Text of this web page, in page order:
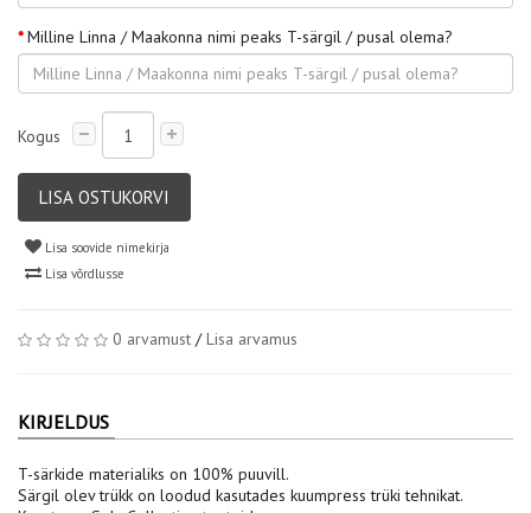
Milline Linna / Maakonna nimi peaks T-särgil / pusal olema?
Kogus
LISA OSTUKORVI
Lisa soovide nimekirja
Lisa võrdlusse
0 arvamust /Lisa arvamus
KIRJELDUS
T-särkide materialiks on 100% puuvill.
Särgil olev trükk on loodud kasutades kuumpress trüki tehnikat.